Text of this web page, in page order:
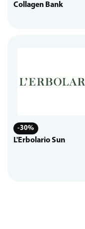
Collagen Bank
-30%
L'Erbolario Sun